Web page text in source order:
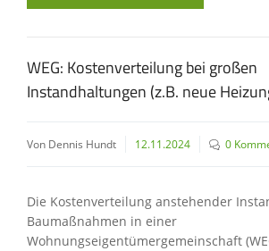
WEG: Kostenverteilung bei großen
Instandhaltungen (z.B. neue
Von Dennis Hundt 12.11.2024 0
Die Kostenverteilung anstehender
Baumaßnahmen in einer
Wohnungseigentümergemeinschaft